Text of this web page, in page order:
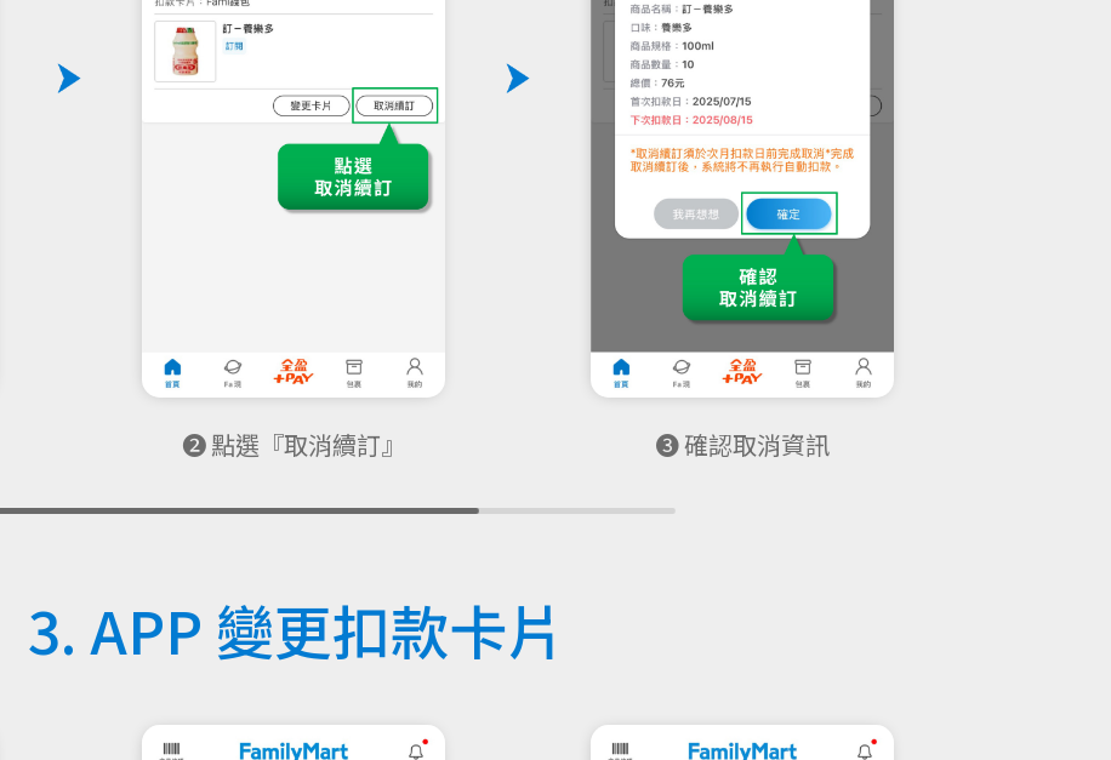
❷ 點選『取消續訂』 ❸ 確認取消資訊
3. APP 變更扣款卡片